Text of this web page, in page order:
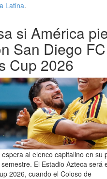
Latina.
si América
San Diego
Cup 2026
al elenco capitalino en su
El Estadio Azteca será
2026, cuando el Coloso de